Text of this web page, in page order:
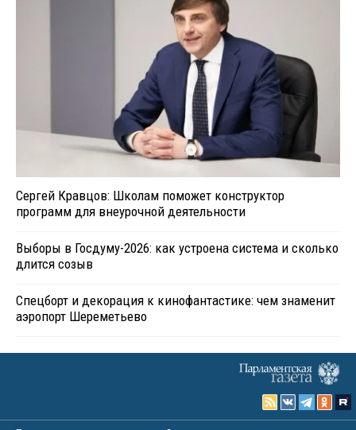
Сергей Кравцов: Школам поможет конструктор
программ для внеурочной деятельности
Выборы в Госдуму-2026: как устроена система и сколько
длится созыв
Спецборт и декорация к кинофантастике: чем знаменит
аэропорт Шереметьево